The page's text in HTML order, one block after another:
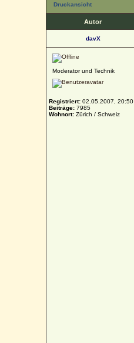
Druckansicht
Autor
davX
Moderator und Technik
Registriert: 02.05.2007, 20:50
Beiträge: 7985
Wohnort: Zürich / Schweiz